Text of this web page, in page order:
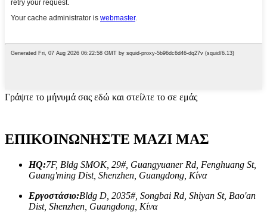
Γράψτε το μήνυμά σας εδώ και στείλτε το σε εμάς
ΕΠΙΚΟΙΝΩΝΗΣΤΕ ΜΑΖΙ ΜΑΣ
HQ:7F, Bldg SMOK, 29#, Guangyuaner Rd, Fenghuang St,
Guang'ming Dist, Shenzhen, Guangdong, Κίνα
Εργοστάσιο:Bldg D, 2035#, Songbai Rd, Shiyan St, Bao'an
Dist, Shenzhen, Guangdong, Κίνα